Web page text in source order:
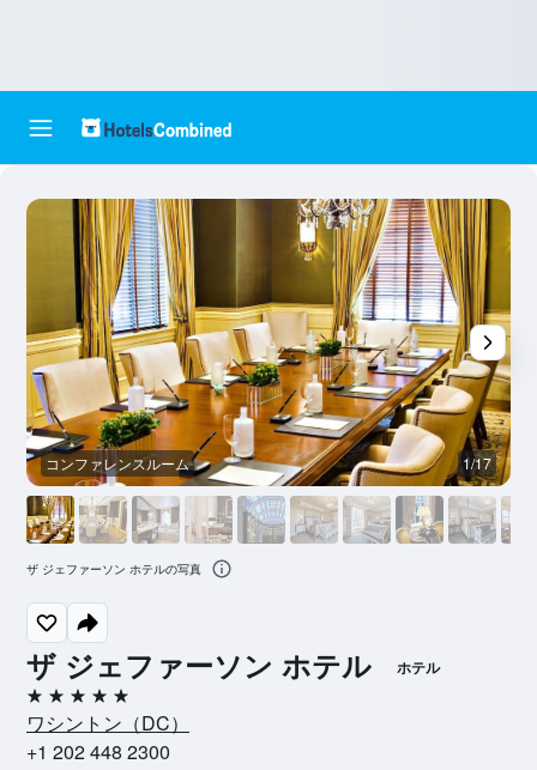
ザ ジェファーソン ホテル ホテル
5つ星
ワシントン​（DC​）​
+1 202 448 2300
コンファレンスルーム 1/17
ザ ジェファーソン ホテルの写真